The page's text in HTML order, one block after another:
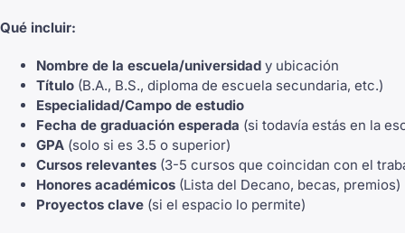
Qué incluir:
Nombre de la escuela/universidad y ubicación
Título (B.A., B.S., diploma de escuela secundaria, etc.)
Especialidad/Campo de estudio
Fecha de graduación esperada (si todavía estás en la
GPA (solo si es 3.5 o superior)
Cursos relevantes (3-5 cursos que coincidan con el
Honores académicos (Lista del Decano, becas, premios)
Proyectos clave (si el espacio lo permite)